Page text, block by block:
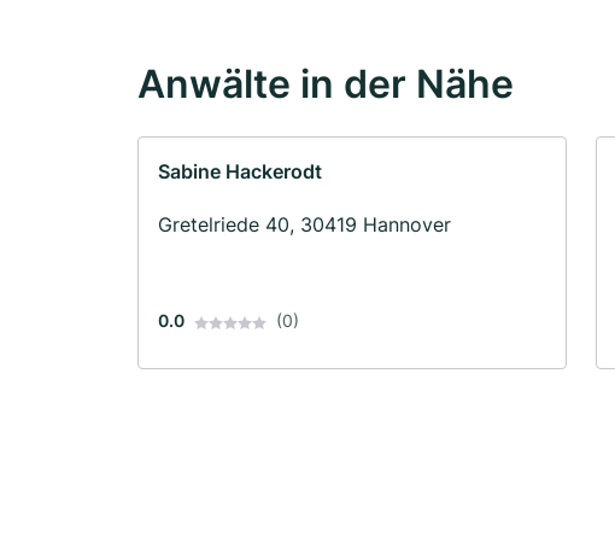
Anwälte in der Nähe
Sabine Hackerodt
Gretelriede 40, 30419 Hannover
0.0 (0)